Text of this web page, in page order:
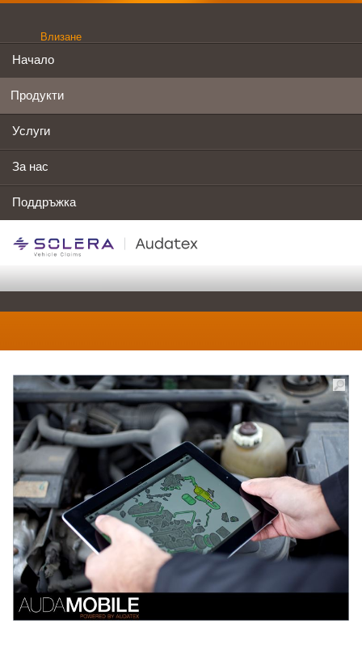
Влизане
Начало
Продукти
Услуги
За нас
Поддръжка